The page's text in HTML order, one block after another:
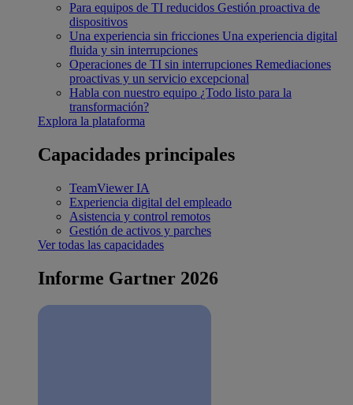
Para equipos de TI reducidos Gestión proactiva de
dispositivos
Una experiencia sin fricciones Una experiencia digital
fluida y sin interrupciones
Operaciones de TI sin interrupciones Remediaciones
proactivas y un servicio excepcional
Habla con nuestro equipo ¿Todo listo para la
transformación?
Explora la plataforma
Capacidades principales
TeamViewer IA
Experiencia digital del empleado
Asistencia y control remotos
Gestión de activos y parches
Ver todas las capacidades
Informe Gartner 2026